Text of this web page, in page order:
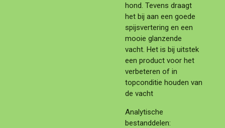
hond. Tevens draagt
het bij aan een goede
spijsvertering en een
mooie glanzende
vacht. Het is bij uitstek
een product voor het
verbeteren of in
topconditie houden van
de vacht
Analytische
bestanddelen: